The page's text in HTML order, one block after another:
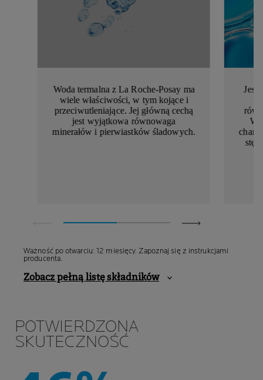
Woda termalna z La Roche-Posay ma
wiele właściwości, w tym kojące i
przeciwutleniające. Jej główną cechą
jest wyjątkowa równowaga
minerałów i pierwiastków śladowych.
Jest
Ważność po otwarciu: 12 miesięcy. Zapoznaj się z instrukcjami
producenta.
Zobacz pełną listę składników
POTWIERDZONA
SKUTECZNOŚĆ